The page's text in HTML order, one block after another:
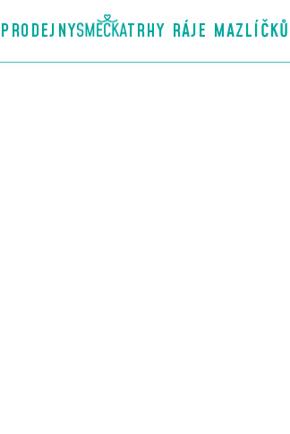
PRODEJNY TRHY RÁJE MAZLÍČKŮ